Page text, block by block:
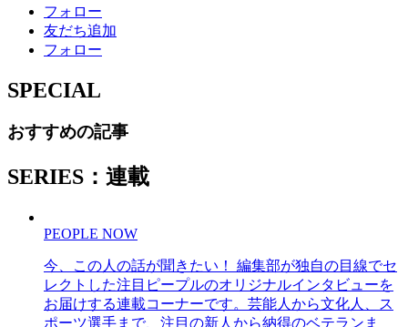
フォロー
友だち追加
フォロー
SPECIAL
おすすめの記事
SERIES：連載
PEOPLE NOW
今、この人の話が聞きたい！ 編集部が独自の目線でセ
レクトした注目ピープルのオリジナルインタビューを
お届けする連載コーナーです。芸能人から文化人、ス
ポーツ選手まで、注目の新人から納得のベテランま